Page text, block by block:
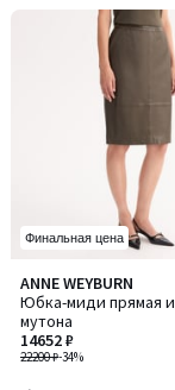
Финальная цена
ANNE WEYBURN
Юбка-миди прямая
мутона
22200 ₽-34%
14652 ₽
4,6
/ 5